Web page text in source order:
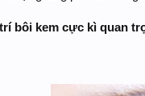
bôi kem cực kì quan